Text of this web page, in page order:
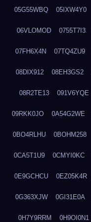
05G55WBQ 05IXW4Y0
06VLOMOD 0755T7I3
07FH6X4N 07TQ4ZU9
08DIX912 08EH3GS2
08R2TE13 091V6YQE
09RKK0JO 0A54G2WE
0BO4RLHU 0BOHM258
0CA5T1U9 0CMYI0KC
0E9GCHCU 0EZ05K4R
0G363XJW 0GI31E0A
0H7Y9RRM 0H9OI0N1